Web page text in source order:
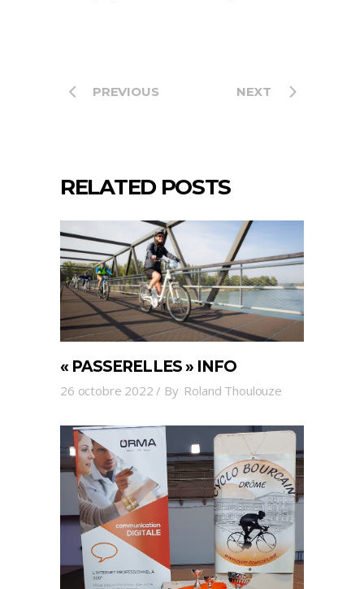
PREVIOUS NEXT
RELATED POSTS
« PASSERELLES » INFO
26 octobre 2022 By Roland Thoulouze